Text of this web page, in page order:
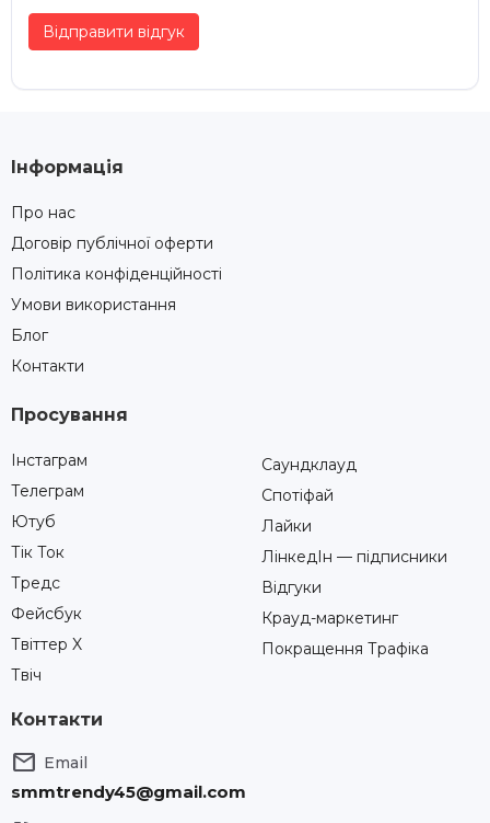
Відправити відгук
Інформація
Про нас
Договір публічної оферти
Політика конфіденційності
Умови використання
Блог
Контакти
Просування
Інстаграм
Телеграм
Ютуб
Тік Ток
Тредс
Фейсбук
Твіттер X
Твіч
Саундклауд
Спотіфай
Лайки
ЛінкедІн — підписники
Відгуки
Крауд-маркетинг
Покращення Трафіка
Контакти
 Email
smmtrendy45@gmail.com